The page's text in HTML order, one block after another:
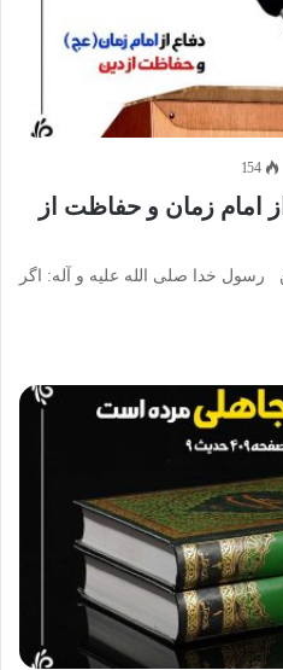
154
امام زمان و حفاظت از
رسول خدا صلی الله علیه و آله: اگر